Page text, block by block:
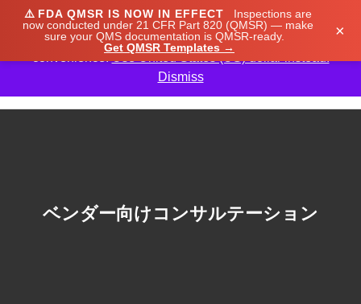
⚠️ FDA QMSR IS NOW IN EFFECT
Inspections are
now conducted under 21 CFR Part 820 (QMSR) — make
sure your QMS documentation is QMSR-ready.
Get QMSR Templates →
×
ベンダー向けコンサルテーション
We noticed you're visiting from Japan. We've updated
our prices to Japanese yen for your shopping
convenience.Use United States (US) dollar instead.
Dismiss